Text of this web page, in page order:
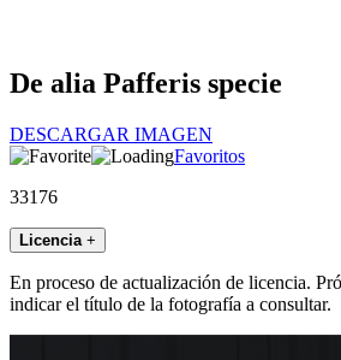
De alia Pafferis specie
DESCARGAR IMAGEN
Favoritos
33176
Licencia +
En proceso de actualización de licencia.
indicar el título de la fotografía a consultar.